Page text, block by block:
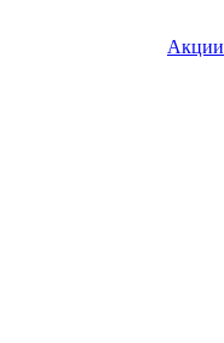
Акции